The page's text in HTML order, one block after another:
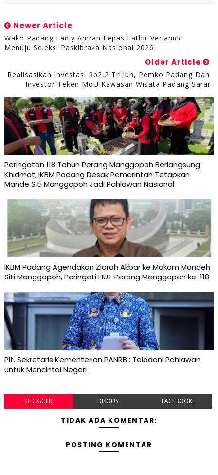
Newer Article
Wako Padang ​Fadly Amran Lepas Fathir Verianico
Menuju Seleksi Paskibraka Nasional 2026
Older Article
Realisasikan Investasi Rp2,2 Triliun, Pemko Padang Dan
Investor Teken MoU Kawasan Wisata Padang Sarai
Peringatan 118 Tahun Perang Manggopoh Berlangsung
Khidmat, IKBM Padang Desak Pemerintah Tetapkan
Mande Siti Manggopoh Jadi Pahlawan Nasional
IKBM Padang Agendakan Ziarah Akbar ke Makam Mandeh
Siti Manggopoh, Peringati HUT Perang Manggopoh ke-118
Plt. Sekretaris Kementerian PANRB : Teladani Pahlawan
untuk Mencintai Negeri
BLOGGER DISQUS FACEBOOK
TIDAK ADA KOMENTAR:
POSTING KOMENTAR